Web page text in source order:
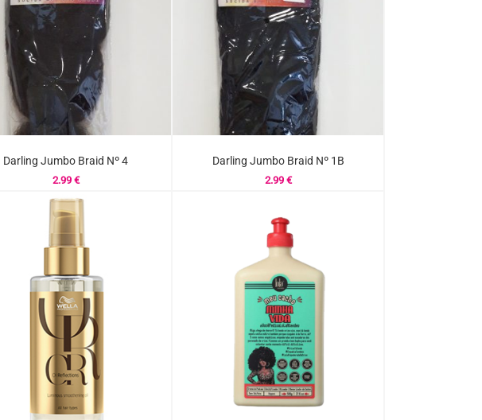
Darling Jumbo Braid Nº 4
2.99 €
Darling Jumbo Braid Nº 1B
2.99 €